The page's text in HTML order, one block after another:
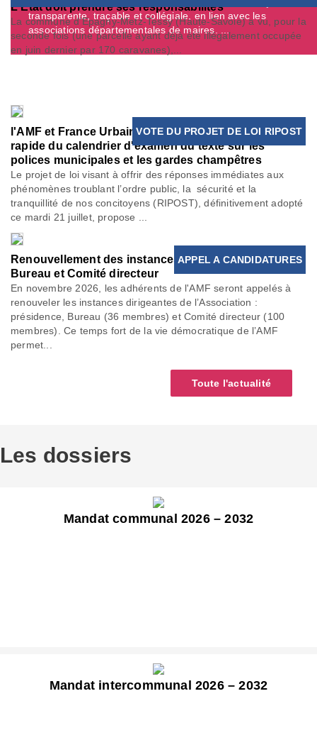
transparente, traçable et collégiale, en lien avec les
associations départementales de maires. ...
L'État doit prendre ses responsabilités
La commune d’Epagny-Metz-Tessy (Haute-Savoie) a vu, pour la
seconde fois (une parcelle ayant déjà été illégalement occupée
en juin dernier par 170 caravanes),...
VOTE DU PROJET DE LOI RIPOST
l'AMF et France Urbaine demandent une clarification
rapide du calendrier d'examen du texte sur les
polices municipales et les gardes champêtres
Le projet de loi visant à offrir des réponses immédiates aux
phénomènes troublant l’ordre public, la sécurité et la
tranquillité de nos concitoyens (RIPOST), définitivement adopté
ce mardi 21 juillet, propose ...
APPEL A CANDIDATURES
Renouvellement des instances de l'AMF : Présidence,
Bureau et Comité directeur
En novembre 2026, les adhérents de l'AMF seront appelés à
renouveler les instances dirigeantes de l’Association :
présidence, Bureau (36 membres) et Comité directeur (100
membres). Ce temps fort de la vie démocratique de l’AMF
permet...
Toute l'actualité
Les dossiers
Mandat communal 2026 – 2032
Mandat intercommunal 2026 – 2032